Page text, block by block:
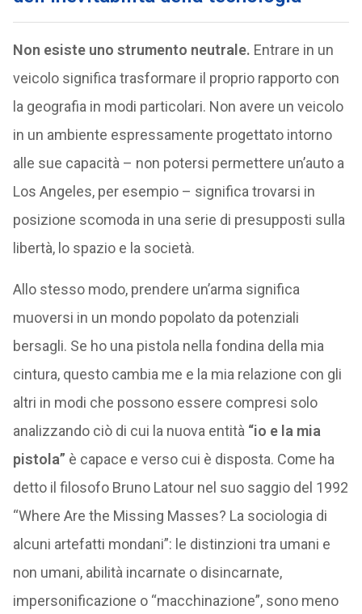
Non esiste uno strumento neutrale. Entrare in un
veicolo significa trasformare il proprio rapporto con
la geografia in modi particolari. Non avere un veicolo
in un ambiente espressamente progettato intorno
alle sue capacità – non potersi permettere un’auto a
Los Angeles, per esempio – significa trovarsi in
posizione scomoda in una serie di presupposti sulla
libertà, lo spazio e la società.
Allo stesso modo, prendere un’arma significa
muoversi in un mondo popolato da potenziali
bersagli. Se ho una pistola nella fondina della mia
cintura, questo cambia me e la mia relazione con gli
altri in modi che possono essere compresi solo
analizzando ciò di cui la nuova entità “io e la mia
pistola” è capace e verso cui è disposta. Come ha
detto il filosofo Bruno Latour nel suo saggio del 1992
“Where Are the Missing Masses? La sociologia di
alcuni artefatti mondani”: le distinzioni tra umani e
non umani, abilità incarnate o disincarnate,
impersonificazione o “macchinazione”, sono meno